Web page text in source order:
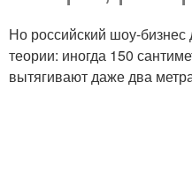
Но российский шоу-бизнес
теории: иногда 150
вытягивают даже два